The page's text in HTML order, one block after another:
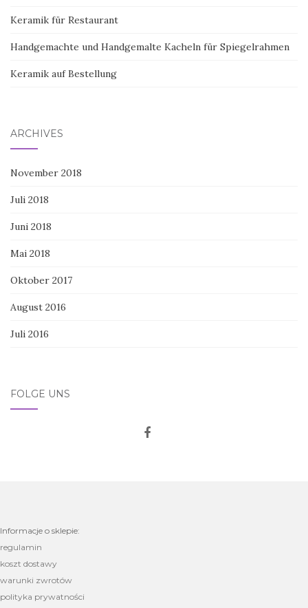
Keramik für Restaurant
Handgemachte und Handgemalte Kacheln für Spiegelrahmen
Keramik auf Bestellung
ARCHIVES
November 2018
Juli 2018
Juni 2018
Mai 2018
Oktober 2017
August 2016
Juli 2016
FOLGE UNS
Informacje o sklepie:
regulamin
koszt dostawy
warunki zwrotów
polityka prywatności